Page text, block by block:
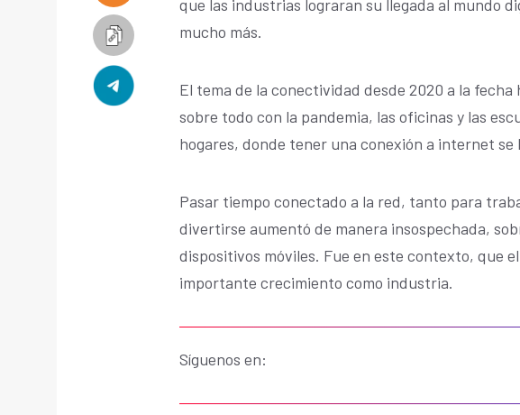
que las industrias lograran su llegada al mundo
mucho más.
El tema de la conectividad desde 2020 a la
sobre todo con la pandemia, las oficinas y las
hogares, donde tener una conexión a internet se
Pasar tiempo conectado a la red, tanto para
divertirse aumentó de manera insospechada,
dispositivos móviles. Fue en este contexto, que
importante crecimiento como industria.
Síguenos en: